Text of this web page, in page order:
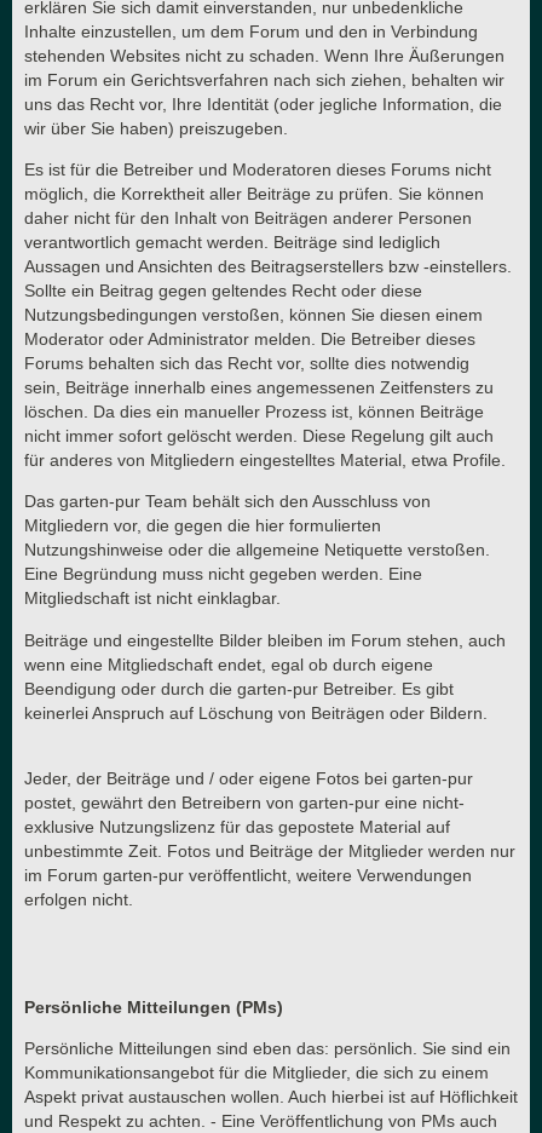
erklären Sie sich damit einverstanden, nur unbedenkliche
Inhalte einzustellen, um dem Forum und den in Verbindung
stehenden Websites nicht zu schaden. Wenn Ihre Äußerungen
im Forum ein Gerichtsverfahren nach sich ziehen, behalten wir
uns das Recht vor, Ihre Identität (oder jegliche Information, die
wir über Sie haben) preiszugeben.
Es ist für die Betreiber und Moderatoren dieses Forums nicht
möglich, die Korrektheit aller Beiträge zu prüfen. Sie können
daher nicht für den Inhalt von Beiträgen anderer Personen
verantwortlich gemacht werden. Beiträge sind lediglich
Aussagen und Ansichten des Beitragserstellers bzw -einstellers.
Sollte ein Beitrag gegen geltendes Recht oder diese
Nutzungsbedingungen verstoßen, können Sie diesen einem
Moderator oder Administrator melden. Die Betreiber dieses
Forums behalten sich das Recht vor, sollte dies notwendig
sein, Beiträge innerhalb eines angemessenen Zeitfensters zu
löschen. Da dies ein manueller Prozess ist, können Beiträge
nicht immer sofort gelöscht werden. Diese Regelung gilt auch
für anderes von Mitgliedern eingestelltes Material, etwa Profile.
Das garten-pur Team behält sich den Ausschluss von
Mitgliedern vor, die gegen die hier formulierten
Nutzungshinweise oder die allgemeine Netiquette verstoßen.
Eine Begründung muss nicht gegeben werden. Eine
Mitgliedschaft ist nicht einklagbar.
Beiträge und eingestellte Bilder bleiben im Forum stehen, auch
wenn eine Mitgliedschaft endet, egal ob durch eigene
Beendigung oder durch die garten-pur Betreiber. Es gibt
keinerlei Anspruch auf Löschung von Beiträgen oder Bildern.
Jeder, der Beiträge und / oder eigene Fotos bei garten-pur
postet, gewährt den Betreibern von garten-pur eine nicht-
exklusive Nutzungslizenz für das gepostete Material auf
unbestimmte Zeit. Fotos und Beiträge der Mitglieder werden nur
im Forum garten-pur veröffentlicht, weitere Verwendungen
erfolgen nicht.
Persönliche Mitteilungen (PMs)
Persönliche Mitteilungen sind eben das: persönlich. Sie sind ein
Kommunikationsangebot für die Mitglieder, die sich zu einem
Aspekt privat austauschen wollen. Auch hierbei ist auf Höflichkeit
und Respekt zu achten. - Eine Veröffentlichung von PMs auch